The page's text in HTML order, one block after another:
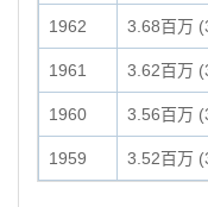
1962 3.68百万
1961 3.62百万
1960 3.56百万
1959 3.52百万